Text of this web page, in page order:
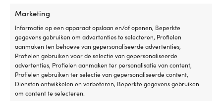
Marketing
Informatie op een apparaat opslaan en/of openen, Beperkte
gegevens gebruiken om advertenties te selecteren, Profielen
aanmaken ten behoeve van gepersonaliseerde advertenties,
Profielen gebruiken voor de selectie van gepersonaliseerde
advertenties, Profielen aanmaken ter personalisatie van content,
Profielen gebruiken ter selectie van gepersonaliseerde content,
Diensten ontwikkelen en verbeteren, Beperkte gegevens gebruiken
om content te selecteren.
149,99
prijs
was:
149,99 €.
prijs
is:
129,99 €.
Btw incl.
NABESTELLING
229,99€
Btw incl.
NABESTELLING